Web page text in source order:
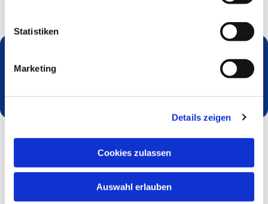
Statistiken
Marketing
Details zeigen
Cookies zulassen
Auswahl erlauben
Dies könnte Sie auch interessieren